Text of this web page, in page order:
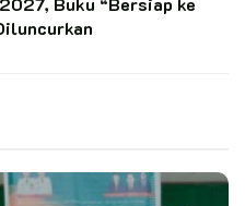
Inpres 3/77 Masago Raih
Daftar Pemenang Activity
Lapangan Olahraga Desa
berjalan, para peserta